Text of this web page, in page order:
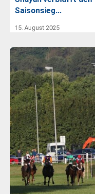
Saisonsieg…
15. August 2025